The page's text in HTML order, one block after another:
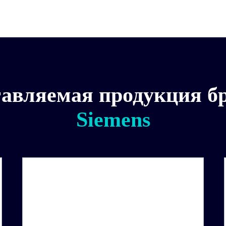
продукция
Siemens